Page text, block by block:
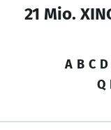
21 Mio.
A B C D
Q